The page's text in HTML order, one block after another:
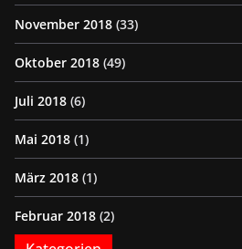
November 2018 (33)
Oktober 2018 (49)
Juli 2018 (6)
Mai 2018 (1)
März 2018 (1)
Februar 2018 (2)